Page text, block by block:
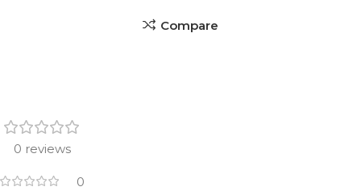
Compare
0 reviews
0